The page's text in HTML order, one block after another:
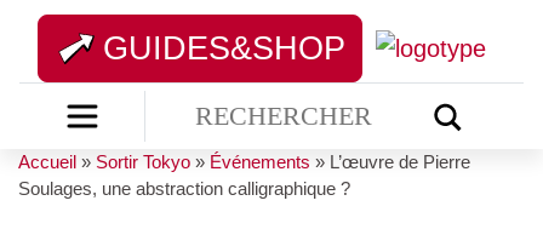
GUIDES&SHOP
Accueil » Sortir Tokyo » Événements » L’œuvre de Pierre
Soulages, une abstraction calligraphique ?